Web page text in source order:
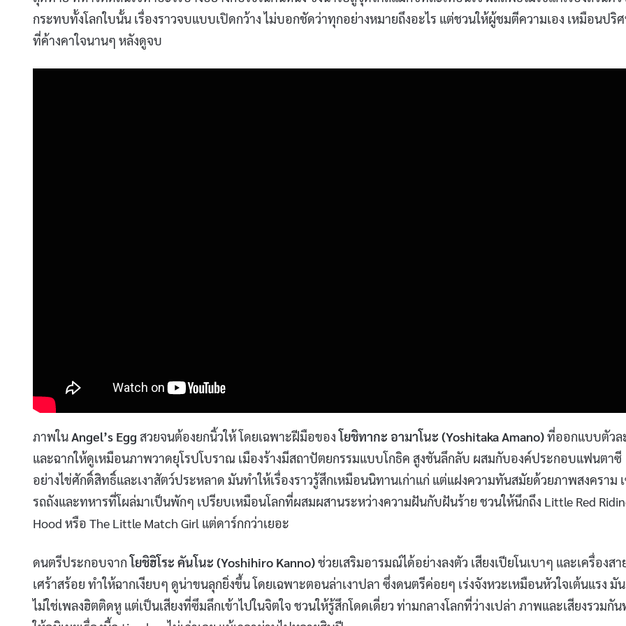
กระทบทั้งโลกใบนั้น เรื่องราวจบแบบเปิดกว้าง ไม่บอกชัดว่าทุกอย่างหมายถึงอะไร แต่ชวนให้ผู้ชมตีความเอง เหมือนปริ
ที่ค้างคาใจนานๆ หลังดูจบ
ภาพในAngel’s Egg สวยจนต้องยกนิ้วให้ โดยเฉพาะฝีมือของโยชิทากะ อามาโนะ (Yoshitaka Amano)ที่ออกแบบตัวล
และฉากให้ดูเหมือนภาพวาดยุโรปโบราณ เมืองร้างมีสถาปัตยกรรมแบบโกธิค สูงชันลึกลับ ผสมกับองค์ประกอบแฟนตาซี
อย่างไข่ศักดิ์สิทธิ์และเงาสัตว์ประหลาด มันทำให้เรื่องราวรู้สึกเหมือนนิทานเก่าแก่ แต่แฝงความทันสมัยด้วยภาพสงคราม
รถถังและทหารที่โผล่มาเป็นพักๆ เปรียบเหมือนโลกที่ผสมผสานระหว่างความฝันกับฝันร้าย ชวนให้นึกถึง Little Red
Hood หรือ The Little Match Girl แต่ดาร์กกว่าเยอะ
ดนตรีประกอบจากโยชิฮิโระ คันโนะ (Yoshihiro Kanno)ช่วยเสริมอารมณ์ได้อย่างลงตัว เสียงเปียโนเบาๆ และเครื่องส
เศร้าสร้อย ทำให้ฉากเงียบๆ ดูน่าขนลุกยิ่งขึ้น โดยเฉพาะตอนล่าเงาปลา ซึ่งดนตรีค่อยๆ เร่งจังหวะเหมือนหัวใจเต้นแรง มัน
ไม่ใช่เพลงฮิตติดหู แต่เป็นเสียงที่ซึมลึกเข้าไปในจิตใจ ชวนให้รู้สึกโดดเดี่ยว ท่ามกลางโลกที่ว่างเปล่า ภาพและเสียงรวมกัน